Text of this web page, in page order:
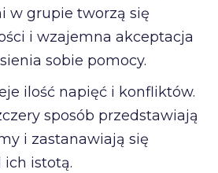
w grupie tworzą się
i wzajemna akceptacja
sobie pomocy.
ilość napięć i konfliktów.
sposób przedstawiają
i zastanawiają się
istotą.